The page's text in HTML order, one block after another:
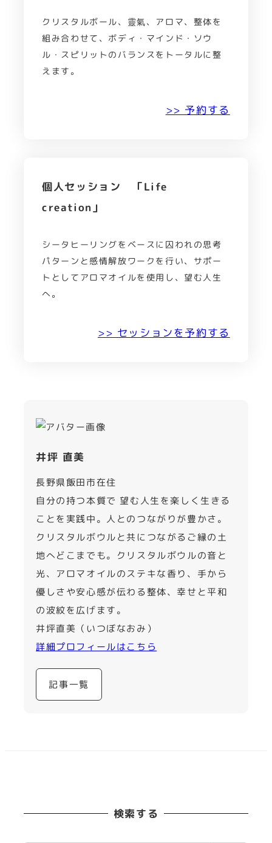
クリスタルボール、靈氣、アロマ、整体を
組み合わせて、ボディ・マインド・ソウ
ル・スピリットのバランスをトータルに整
えます。
>> 予約する
個人セッション 「Life
creation」
シータヒーリングをベースに囚われの思考
パターンと感情解放ワークを行い、サポー
トとしてアロマオイルを使用し、望む人生
へ。
>> セッションを予約する
井坪 直美
長野県飯田市在住
自分の持つ本質で 望む人生を楽しく生きる
ことを実践中。人とのつながりが豊かさ。
クリスタルボウルと共につながるご縁の土
地へどこまでも。クリスタルボウルの音と
光、アロマオイルのステキな香り、手から
優しさや安心感が伝わる整体、幸せと平和
の波紋を広げます。
井坪直美（いつぼなおみ）
詳細プロフィールはこちら
記事一覧
検索する